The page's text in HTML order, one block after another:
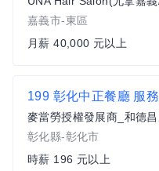
嘉義市-東區
月薪 40,000 元以上
199 彰化中正餐廳 服
麥當勞授權發展商_和德
彰化縣-彰化市
時薪 196 元以上